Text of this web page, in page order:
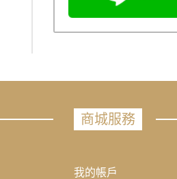
商城服務
我的帳戶